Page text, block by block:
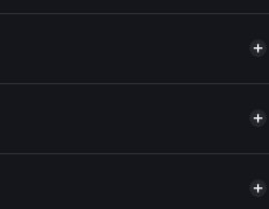
Solana-Tokens mit intelligentem
in LABUBU einsteigen
LABUBU